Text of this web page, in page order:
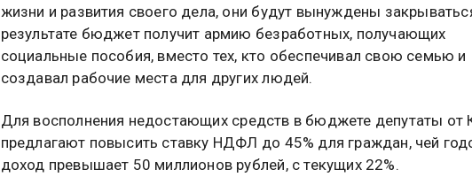
жизни и развития своего дела, они будут вынуждены
результате бюджет получит армию безработных, получающих
социальные пособия, вместо тех, кто обеспечивал свою семью и
создавал рабочие места для других людей.
Для восполнения недостающих средств в бюджете депутаты от
предлагают повысить ставку НДФЛ до 45% для граждан, чей
доход превышает 50 миллионов рублей, с текущих 22%.